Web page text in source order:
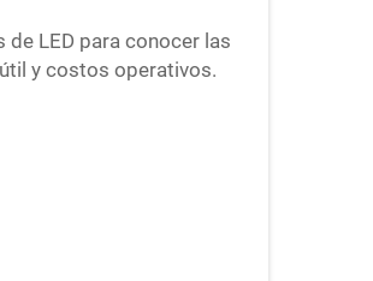
LED para conocer las
y costos operativos.